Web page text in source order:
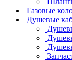
Газовые
Душевые